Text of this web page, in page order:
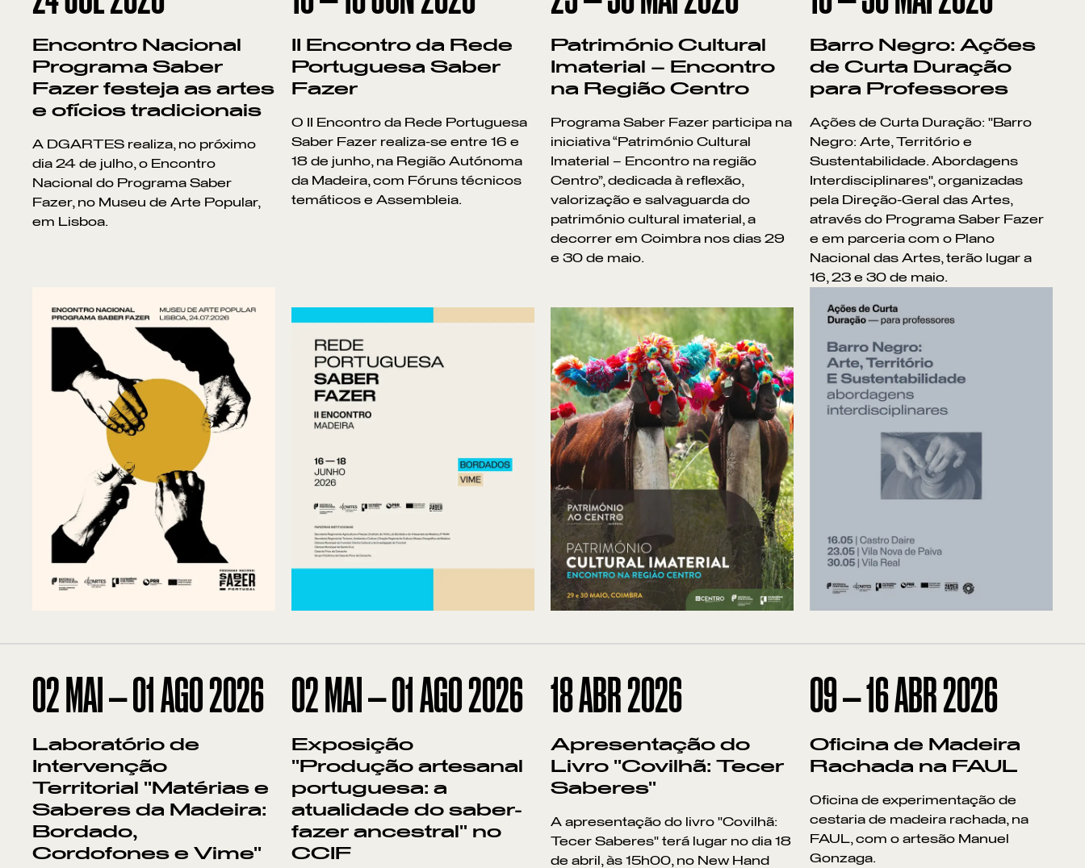
Encontro Nacional
Programa Saber
Fazer festeja as artes
e ofícios tradicionais
A DGARTES realiza, no próximo
dia 24 de julho, o Encontro
Nacional do Programa Saber
Fazer, no Museu de Arte Popular,
em Lisboa.
II Encontro da Rede
Portuguesa Saber
Fazer
O II Encontro da Rede Portuguesa
Saber Fazer realiza-se entre 16 e
18 de junho, na Região Autónoma
da Madeira, com Fóruns técnicos
temáticos e Assembleia.
Património Cultural
Imaterial – Encontro
na Região Centro
Programa Saber Fazer participa na
iniciativa “Património Cultural
Imaterial – Encontro na região
Centro”, dedicada à reflexão,
valorização e salvaguarda do
património cultural imaterial, a
decorrer em Coimbra nos dias 29
e 30 de maio.
Barro Negro: Ações
de Curta Duração
para Professores
Ações de Curta Duração: "Barro
Negro: Arte, Território e
Sustentabilidade. Abordagens
Interdisciplinares", organizadas
pela Direção-Geral das Artes,
através do Programa Saber Fazer
e em parceria com o Plano
Nacional das Artes, terão lugar a
16, 23 e 30 de maio.
02MAI—01AGO2026
Laboratório de
Intervenção
Territorial "Matérias e
Saberes da Madeira:
Bordado,
Cordofones e Vime"
02MAI—01AGO2026
Exposição
"Produção artesanal
portuguesa: a
atualidade do saber-
fazer ancestral" no
CCIF
18ABR 2026
Apresentação do
Livro "Covilhã: Tecer
Saberes"
A apresentação do livro "Covilhã:
Tecer Saberes" terá lugar no dia 18
de abril, às 15h00, no New Hand
09—16ABR2026
Oficina de Madeira
Rachada na FAUL
Oficina de experimentação de
cestaria de madeira rachada, na
FAUL, com o artesão Manuel
Gonzaga.